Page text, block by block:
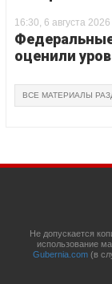
16:30, 6 августа 2026
оценили
ВСЕ МАТЕРИАЛЫ
Не допускается
использование
Gubernia.com (в